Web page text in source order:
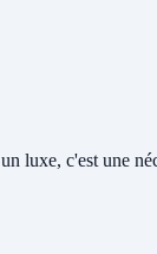
luxe, c'est une